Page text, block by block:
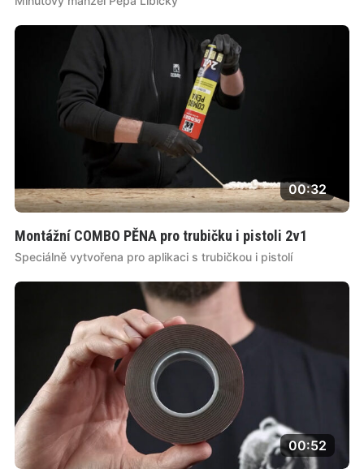
00:32
Montážní COMBO PĚNA pro trubičku i pistoli 2v1
Speciálně vytvořena pro aplikaci s trubičkou i pistolí
00:52